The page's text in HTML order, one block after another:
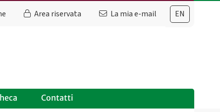
EN
Area riservata La mia e-mail
Contatti